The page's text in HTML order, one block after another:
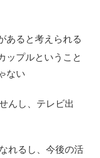
あると考えられる
ップルということ
ない
んし、テレビ出
れるし、今後の活